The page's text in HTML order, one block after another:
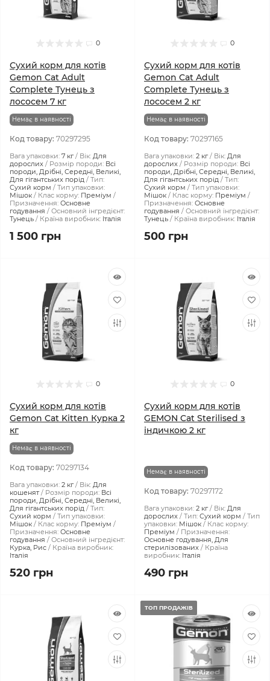
0
Сухий корм для котів
Gemon Cat Adult
Complete Тунeць з
лососем 7 кг
Немає в наявності
Код товару: 70297295
Вага упаковки: 7 кг Вік: Для
дорослих
Розмір породи: Всі
породи, Дрібні, Середні, Великі,
Для гігантських порід
Тип:
Сухий корм
Тип упаковки:
Мішок
Клас корму: Преміум
Призначення: Основне
годування
Основний інгредієнт:
Тунець
Країна виробник: Італія
1 500 грн
0
Сухий корм для котів
Gemon Cat Adult
Complete Тунeць з
лососем 2 кг
Немає в наявності
Код товару: 70297165
Вага упаковки: 2 кг Вік: Для
дорослих
Розмір породи: Всі
породи, Дрібні, Середні, Великі,
Для гігантських порід
Тип:
Сухий корм
Тип упаковки:
Мішок
Клас корму: Преміум
Призначення: Основне
годування
Основний інгредієнт:
Тунець
Країна виробник: Італія
500 грн
0
Сухий корм для котів
Gemon Cat Kitten Курка 2
кг
Немає в наявності
Код товару: 70297134
Вага упаковки: 2 кг Вік: Для
кошенят
Розмір породи: Всі
породи, Дрібні, Середні, Великі,
Для гігантських порід
Тип:
Сухий корм
Тип упаковки:
Мішок
Клас корму: Преміум
Призначення: Основне
годування
Основний інгредієнт:
Курка, Рис
Країна виробник:
Італія
520 грн
0
Сухий корм для котів
GEMON Cat Sterilised з
індичкою 2 кг
Немає в наявності
Код товару: 70297172
Вага упаковки: 2 кг Вік: Для
дорослих
Тип: Сухий корм
Тип
упаковки: Мішок
Клас корму:
Преміум
Призначення:
Основне годування, Для
стерилізованих
Країна
виробник: Італія
490 грн
ТОП ПРОДАЖІВ